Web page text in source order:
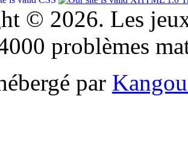
© 2026. Les
problèmes
par